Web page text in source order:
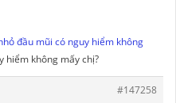
đầu mũi có nguy hiểm không
hiểm không mấy chị?
#147258